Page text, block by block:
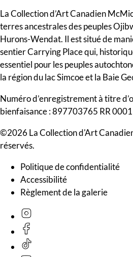
La Collection d’Art Canadien
terres ancestrales des peuples
Hurons-Wendat. Il est situé de
sentier Carrying Place qui,
essentiel pour les peuples
la région du lac Simcoe et la Baie
Numéro d’enregistrement à titre
bienfaisance : 897703765 RR 0001
©2026 La Collection d'Art
réservés.
Politique de confidentialité
Accessibilité
Règlement de la galerie